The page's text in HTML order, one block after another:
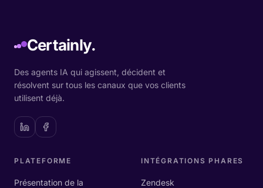
Certainly.
Des agents IA qui agissent, décident et
résolvent sur tous les canaux que vos clients
utilisent déjà.
PLATEFORME
Présentation de la
INTÉGRATIONS PHARES
Zendesk